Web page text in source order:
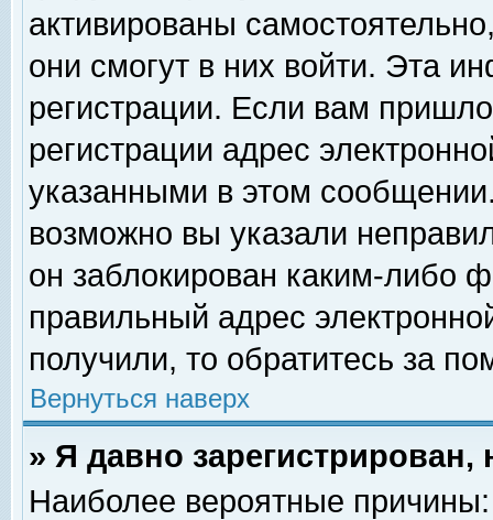
активированы
они смогут в них войти. Эта
регистрации. Если вам
регистрации адрес
указанными в этом
возможно вы указали
он заблокирован каким-либо
правильный адрес
получили, то обратитесь за
Вернуться наверх
» Я давно
Наиболее вероятные